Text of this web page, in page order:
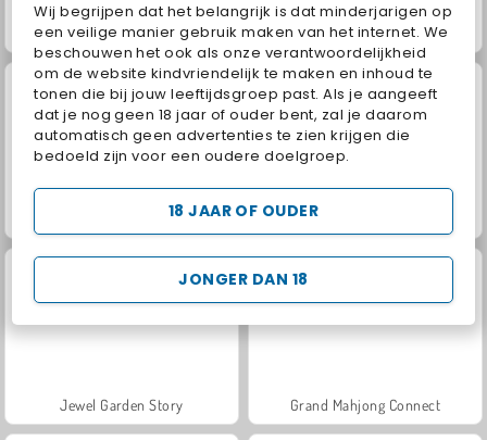
Wij begrijpen dat het belangrijk is dat minderjarigen op
een veilige manier gebruik maken van het internet. We
beschouwen het ook als onze verantwoordelijkheid
om de website kindvriendelijk te maken en inhoud te
tonen die bij jouw leeftijdsgroep past. Als je aangeeft
dat je nog geen 18 jaar of ouder bent, zal je daarom
automatisch geen advertenties te zien krijgen die
bedoeld zijn voor een oudere doelgroep.
JONGER DAN 18
18 JAAR OF OUDER
Block Hexa Merge 2048 Hatch the Unicorn
Jewel Garden Story Grand Mahjong Connect